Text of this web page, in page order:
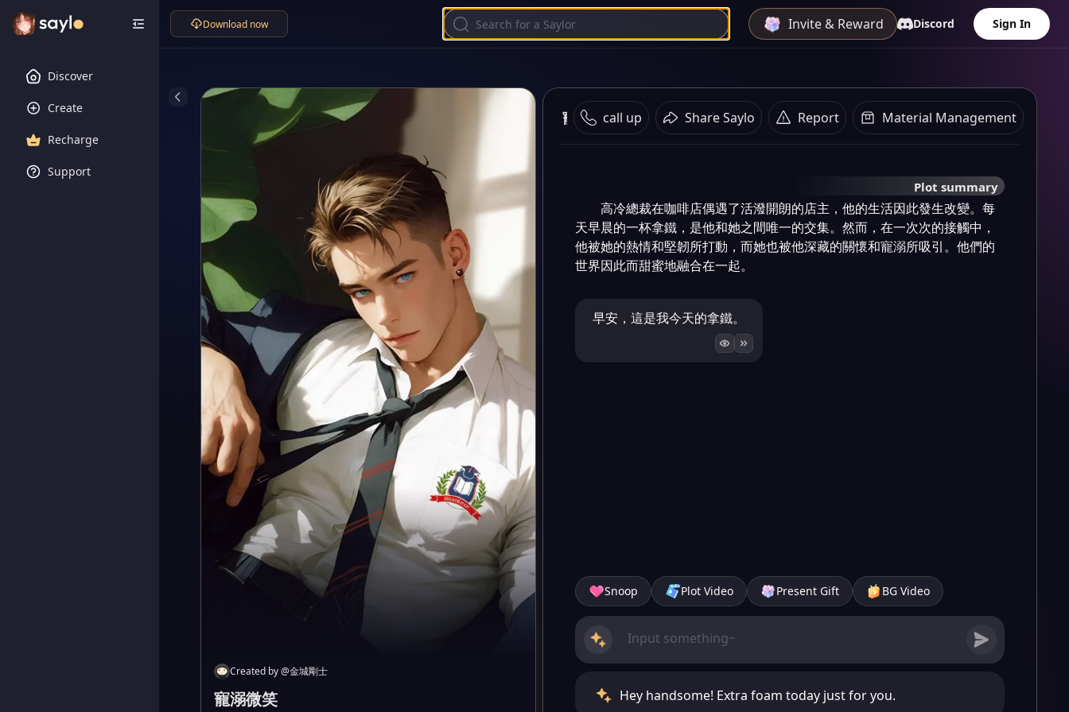
Discover
Create
Recharge
Support
Download now Invite & Reward Discord Sign In
Created by@金城剛士
寵溺微笑
寵溺微笑 call up Share Saylo Report Material Management
Plot summary
高冷總裁在咖啡店偶遇了活潑開朗的店主，他的生活因此發生改變。每
天早晨的一杯拿鐵，是他和她之間唯一的交集。然而，在一次次的接觸中，
他被她的熱情和堅韌所打動，而她也被他深藏的關懷和寵溺所吸引。他們的
世界因此而甜蜜地融合在一起。
早安，這是我今天的拿鐵。
Snoop Plot Video Present Gift BG Video
Hey handsome! Extra foam today just for you.